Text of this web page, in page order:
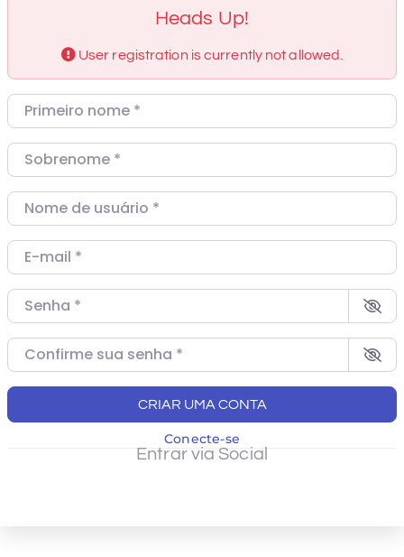
Heads Up!
User registration is currently not allowed.
Primeiro nome
Sobrenome
Nome de usuário *
E-mail
Senha *
Confirme sua senha
CRIAR UMA CONTA
Conecte-se
Entrar via Social